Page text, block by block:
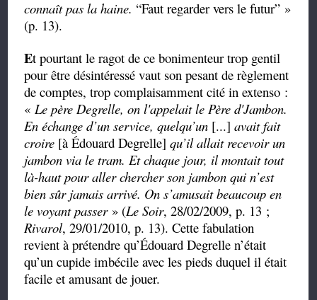
connaît pas la haine. “Faut regarder vers le futur” »
(p. 13).
Et pourtant le ragot de ce bonimenteur trop gentil
pour être désintéressé vaut son pesant de règlement
de comptes, trop complaisamment cité in extenso :
« Le père Degrelle, on l'appelait le Père d'Jambon.
En échange d’un service, quelqu’un [...] avait fait
croire [à Édouard Degrelle]qu’il allait recevoir un
jambon via le tram. Et chaque jour, il montait tout
là-haut pour aller chercher son jambon qui n’est
bien sûr jamais arrivé. On s’amusait beaucoup en
le voyant passer» (Le Soir, 28/02/2009, p. 13 ;
Rivarol, 29/01/2010, p. 13). Cette fabulation
revient à prétendre qu’Édouard Degrelle n’était
qu’un cupide imbécile avec les pieds duquel il était
facile et amusant de jouer.